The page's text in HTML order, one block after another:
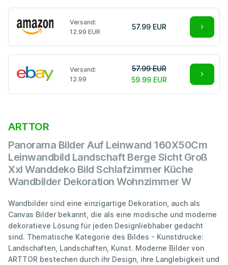
Versand:
12.99 EUR
57.99 EUR
Versand:
12.99
57.99 EUR
59.99 EUR
ARTTOR
Panorama Bilder Auf Leinwand 160X50Cm
Leinwandbild Landschaft Berge Sicht Groß
Xxl Wanddeko Bild Schlafzimmer Küche
Wandbilder Dekoration Wohnzimmer W
Wandbilder sind eine einzigartige Dekoration, auch als
Canvas Bilder bekannt, die als eine modische und moderne
dekoratieve Lösung für jeden Designliebhaber gedacht
sind. Thematische Kategorie des Bildes - Kunstdrucke:
Landschaften, Landschaften, Kunst. Moderne Bilder von
ARTTOR bestechen durch ihr Design, ihre Langlebigkeit und